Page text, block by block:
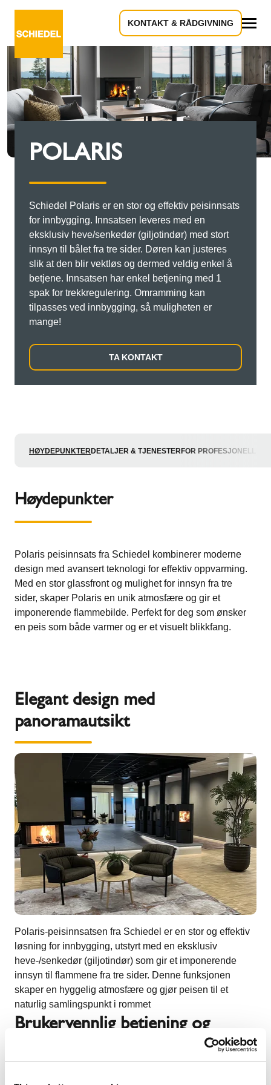
KONTAKT & RÅDGIVNING
POLARIS
Schiedel Polaris er en stor og effektiv peisinnsats
for innbygging. Innsatsen leveres med en
eksklusiv heve/senkedør (giljotindør) med stort
innsyn til bålet fra tre sider. Døren kan justeres
slik at den blir vektløs og dermed veldig enkel å
betjene. Innsatsen har enkel betjening med 1
spak for trekkregulering. Omramming kan
tilpasses ved innbygging, så muligheten er
mange!
TA KONTAKT
HØYDEPUNKTERDETALJER & TJENESTERFOR PROFESJONELLE
Høydepunkter
Polaris peisinnsats fra Schiedel kombinerer moderne
design med avansert teknologi for effektiv oppvarming.
Med en stor glassfront og mulighet for innsyn fra tre
sider, skaper Polaris en unik atmosfære og gir et
imponerende flammebilde. Perfekt for deg som ønsker
en peis som både varmer og er et visuelt blikkfang.
Elegant design med
panoramautsikt
Polaris-peisinnsatsen fra Schiedel er en stor og effektiv
løsning for innbygging, utstyrt med en eksklusiv
heve-/senkedør (giljotindør) som gir et imponerende
innsyn til flammene fra tre sider. Denne funksjonen
skaper en hyggelig atmosfære og gjør peisen til et
naturlig samlingspunkt i rommet
Brukervennlig betjening og